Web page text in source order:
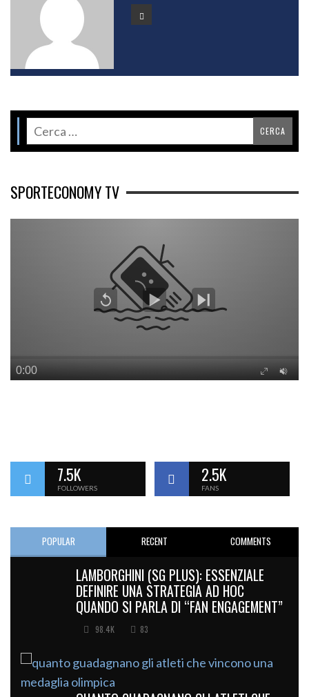
SPORTECONOMY TV
7.5K
FOLLOWERS
2.5K
FANS
POPULAR RECENT COMMENTS
LAMBORGHINI (SG PLUS): ESSENZIALE
DEFINIRE UNA STRATEGIA AD HOC
QUANDO SI PARLA DI “FAN ENGAGEMENT”
98.4K 83